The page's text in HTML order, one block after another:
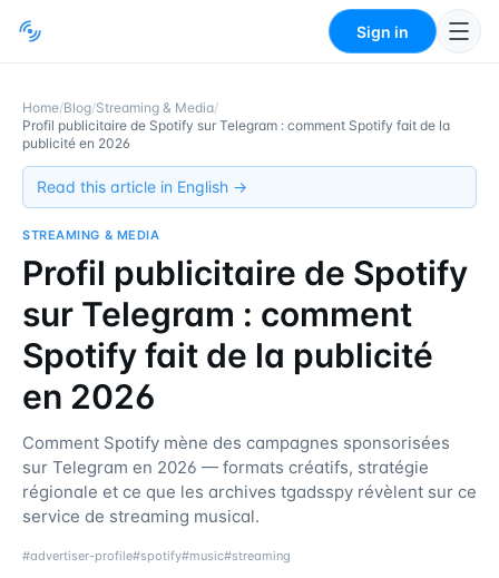
Sign in
Home/Blog/Streaming & Media/
Profil publicitaire de Spotify sur Telegram : comment Spotify fait de la
publicité en 2026
Read this article in English →
STREAMING & MEDIA
Profil publicitaire de Spotify
sur Telegram : comment
Spotify fait de la publicité
en 2026
Comment Spotify mène des campagnes sponsorisées
sur Telegram en 2026 — formats créatifs, stratégie
régionale et ce que les archives tgadsspy révèlent sur ce
service de streaming musical.
#advertiser-profile#spotify#music#streaming